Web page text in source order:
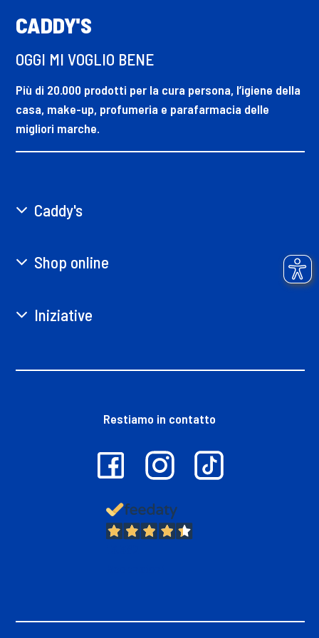
CADDY'S
OGGI MI VOGLIO BENE
Più di 20.000 prodotti per la cura persona, l’igiene della
casa, make-up, profumeria e parafarmacia delle
migliori marche.
Caddy's
Shop online
Iniziative
Restiamo in contatto